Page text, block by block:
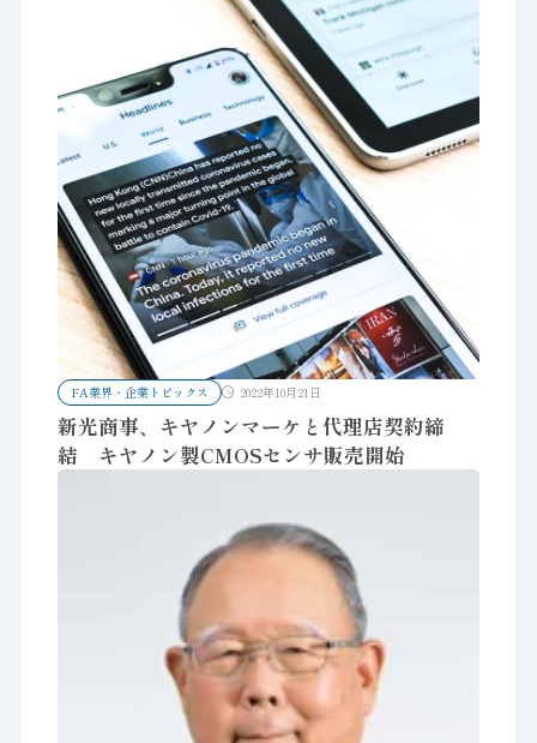
FA業界・企業トピックス 2022年10月21日
新光商事、キヤノンマーケと代理店契約締
結 キヤノン製CMOSセンサ販売開始